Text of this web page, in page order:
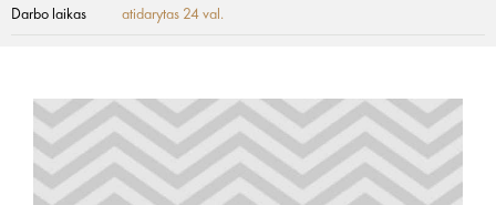
Darbo laikas atidarytas 24 val.